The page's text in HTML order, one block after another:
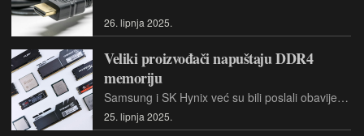
26. lipnja 2025.
Veliki proizvođači napuštaju DDR4
memoriju
Samsung i SK Hynix već su bili poslali obavijesti o kraju životnog vijeka za DDR4 memorije za računala. Sada je to navodno učinio i Micron.
25. lipnja 2025.